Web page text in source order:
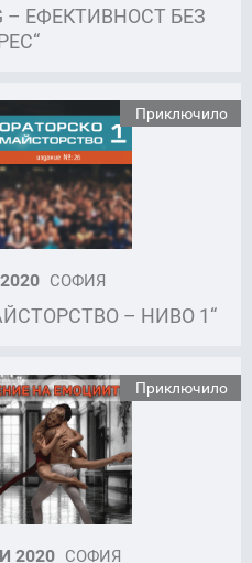
– ЕФЕКТИВНОСТ БЕЗ
Приключило
СОФИЯ
– НИВО 1“
Приключило
2020 СОФИЯ